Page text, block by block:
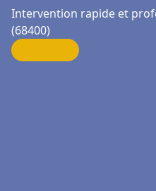
Intervention rapide et
(68400)